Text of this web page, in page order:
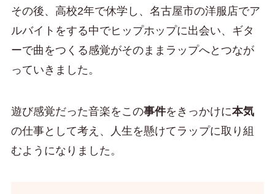
その後、高校2年で休学し、名古屋市の洋服店でア
ルバイトをする中でヒップホップに出会い、ギタ
ーで曲をつくる感覚がそのままラップへとつなが
っていきました。
遊び感覚だった音楽をこの事件をきっかけに本気
の仕事として考え、人生を懸けてラップに取り組
むようになりました。